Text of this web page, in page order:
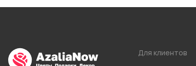
Для клиентов